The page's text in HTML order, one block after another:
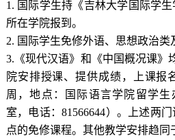
1. 国际学生持《吉林大学国际学
所在学院报到。
2. 国际学生免修外语、思想政治类
3.《现代汉语》和《中国概况课》
院安排授课、提供成绩，上课报
周，地点：国际语言学院留学生
室，电话：81566644）。上述两
点的免修课程。其他教学安排趋同